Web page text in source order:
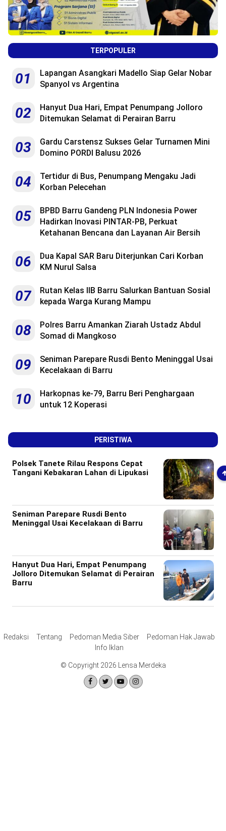
TERPOPULER
01
Lapangan Asangkari Madello Siap Gelar Nobar
Spanyol vs Argentina
02
Hanyut Dua Hari, Empat Penumpang Jolloro
Ditemukan Selamat di Perairan Barru
03
Gardu Carstensz Sukses Gelar Turnamen Mini
Domino PORDI Balusu 2026
04
Tertidur di Bus, Penumpang Mengaku Jadi
Korban Pelecehan
05
BPBD Barru Gandeng PLN Indonesia Power
Hadirkan Inovasi PINTAR-PB, Perkuat
Ketahanan Bencana dan Layanan Air Bersih
06
Dua Kapal SAR Baru Diterjunkan Cari Korban
KM Nurul Salsa
07
Rutan Kelas IIB Barru Salurkan Bantuan Sosial
kepada Warga Kurang Mampu
08
Polres Barru Amankan Ziarah Ustadz Abdul
Somad di Mangkoso
09
Seniman Parepare Rusdi Bento Meninggal Usai
Kecelakaan di Barru
10
Harkopnas ke-79, Barru Beri Penghargaan
untuk 12 Koperasi
PERISTIWA
Polsek Tanete Rilau Respons Cepat
Tangani Kebakaran Lahan di Lipukasi
Seniman Parepare Rusdi Bento
Meninggal Usai Kecelakaan di Barru
Hanyut Dua Hari, Empat Penumpang
Jolloro Ditemukan Selamat di Perairan
Barru
Redaksi Tentang Pedoman Media Siber
Pedoman Hak Jawab
Info Iklan
© Copyright 2026 Lensa Merdeka